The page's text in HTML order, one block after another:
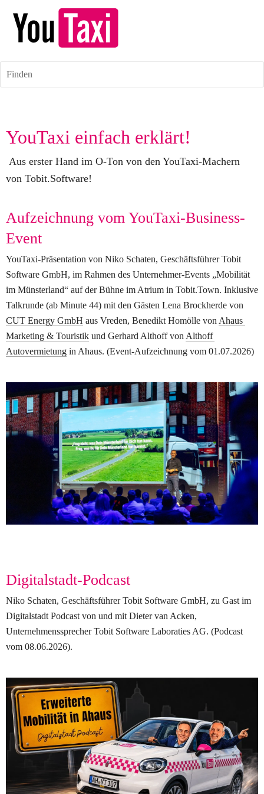
Finden
YouTaxi einfach erklärt!
von Tobit.Software!
Aufzeichnung vom YouTaxi-Business-
Event
YouTaxi-Präsentation von Niko Schaten, Geschäftsführer Tobit
Software GmbH, im Rahmen des Unternehmer-Events „Mobilität
im Münsterland“ auf der Bühne im Atrium in Tobit.Town. Inklusive
CUT Energy GmbH aus Vreden, Benedikt Homölle von Ahaus
Marketing & Touristik und Gerhard Althoff von Althoff
Autovermietung in Ahaus. (Event-Aufzeichnung vom 01.07.2026)
Digitalstadt-Podcast
Niko Schaten, Geschäftsführer Tobit Software GmbH, zu Gast im
Digitalstadt Podcast von und mit Dieter van Acken,
Unternehmenssprecher Tobit Software Laboraties AG. (Podcast
vom 08.06.2026).